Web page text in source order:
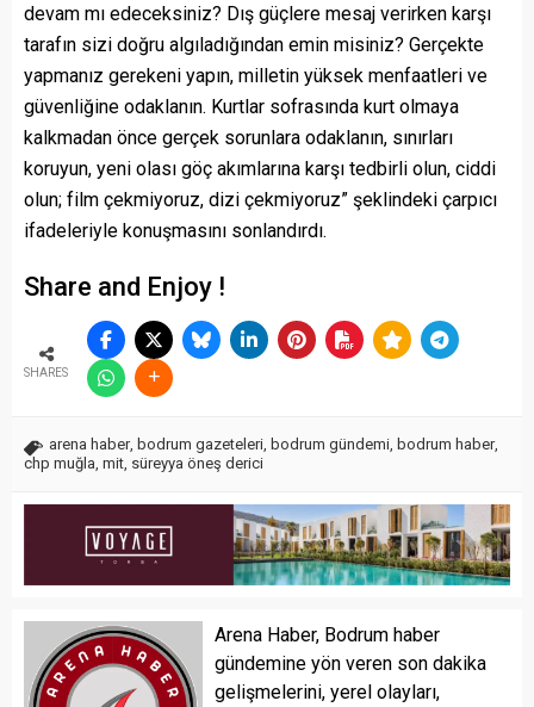
devam mı edeceksiniz? Dış güçlere mesaj verirken karşı
tarafın sizi doğru algıladığından emin misiniz? Gerçekte
yapmanız gerekeni yapın, milletin yüksek menfaatleri ve
güvenliğine odaklanın. Kurtlar sofrasında kurt olmaya
kalkmadan önce gerçek sorunlara odaklanın, sınırları
koruyun, yeni olası göç akımlarına karşı tedbirli olun, ciddi
olun; film çekmiyoruz, dizi çekmiyoruz” şeklindeki çarpıcı
ifadeleriyle konuşmasını sonlandırdı.
Share and Enjoy !
SHARES
arena haber, bodrum gazeteleri bodrum gündemi bodrum haber,
chp muğla mit süreyya öneş derici
Arena Haber, Bodrum haber
gündemine yön veren son dakika
gelişmelerini, yerel olayları,